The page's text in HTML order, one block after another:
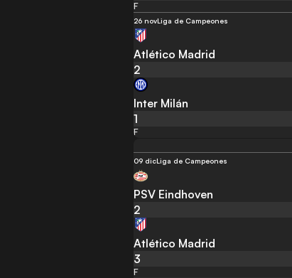
F
26 novLiga de Campeones
Atlético Madrid
2
Inter Milán
1
F
09 dicLiga de Campeones
PSV Eindhoven
2
Atlético Madrid
3
F